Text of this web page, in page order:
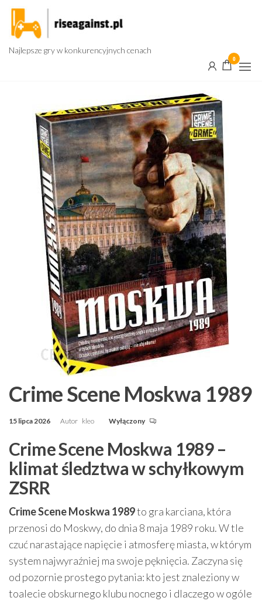
Przejdź
treści
Najlepsze gry w konkurencyjnych cenach
0
Crime Scene Moskwa 1989
15 lipca 2026 Autor kleo Wyłączony
Crime Scene Moskwa 1989 –
klimat śledztwa w schyłkowym
ZSRR
Crime Scene Moskwa 1989to gra karciana, która
przenosi do Moskwy, do dnia 8 maja 1989 roku. W tle
czuć narastające napięcie i atmosferę miasta, w którym
system najwyraźniej ma swoje pęknięcia. Zaczyna się
od pozornie prostego pytania: kto jest znaleziony w
toalecie obskurnego klubu nocnego i dlaczego w ogóle